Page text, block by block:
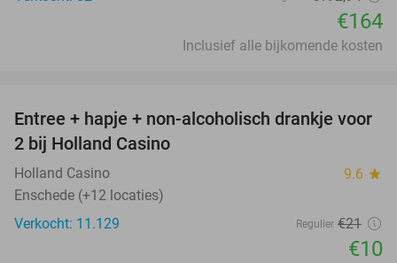
€164
Inclusief alle bijkomende kosten
52%
Entree + hapje + non-alcoholisch drankje voor
2 bij Holland Casino
Holland Casino 9.6 star
Enschede (+12 locaties)
Verkocht: 11.129
Regulier €21
€10